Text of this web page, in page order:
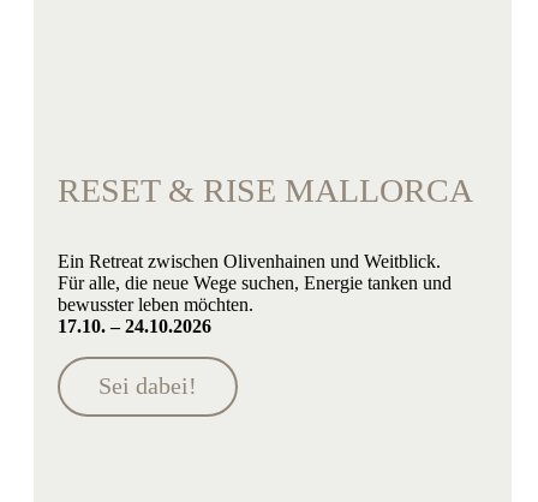
RESET & RISE MALLORCA
Ein Retreat zwischen Olivenhainen und Weitblick.
Für alle, die neue Wege suchen, Energie tanken und
bewusster leben möchten.
17.10. – 24.10.2026
Sei dabei!